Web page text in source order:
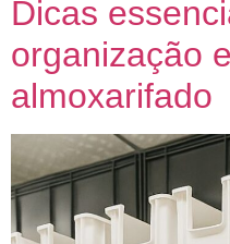
Dicas
organização
almoxarifado